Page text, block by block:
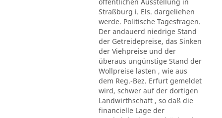
Straßburg i. Els. dargeliehen
werde. Politische Tagesfragen.
Der andauerd niedrige Stand
der Getreidepreise, das Sinken
der Viehpreise und der
überaus ungünstige Stand der
Wollpreise lasten , wie aus
dem Reg.-Bez. Erfurt gemeldet
wird, schwer auf der dortigen
Landwirthschaft , so daß die
financielle Lage der